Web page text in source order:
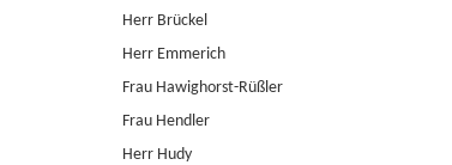
Herr Brückel
Herr Emmerich
Frau Hawighorst-Rüßler
Frau Hendler
Herr Hudy